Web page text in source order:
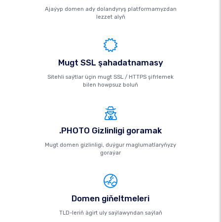
Ajaýyp domen ady dolandyryş platformamyzdan
lezzet alyň
Mugt SSL şahadatnamasy
Sitehli saýtlar üçin mugt SSL / HTTPS şifrlemek
bilen howpsuz boluň
.PHOTO Gizlinligi goramak
Mugt domen gizlinligi, duýgur maglumatlaryňyzy
goraýar
Domen giňeltmeleri
TLD-leriň ägirt uly saýlawyndan saýlaň